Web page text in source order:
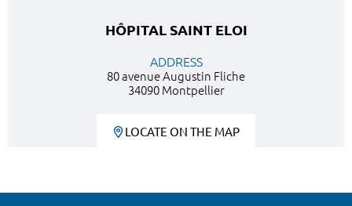
HÔPITAL SAINT ELOI
ADDRESS
80 avenue Augustin Fliche
34090 Montpellier
LOCATE ON THE MAP